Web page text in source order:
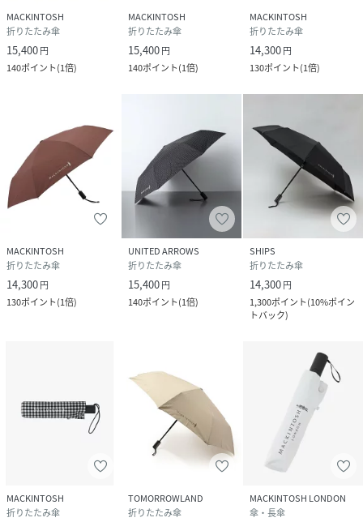
MACKINTOSH
折りたたみ傘
15,400円
140ポイント(1倍)
MACKINTOSH
折りたたみ傘
15,400円
140ポイント(1倍)
MACKINTOSH
折りたたみ傘
14,300円
130ポイント(1倍)
MACKINTOSH
折りたたみ傘
14,300円
130ポイント(1倍)
UNITED ARROWS
折りたたみ傘
15,400円
140ポイント(1倍)
SHIPS
折りたたみ傘
14,300円
1,300ポイント(10%ポイン
トバック)
MACKINTOSH
折りたたみ傘
TOMORROWLAND
折りたたみ傘
MACKINTOSH LONDON
傘・長傘